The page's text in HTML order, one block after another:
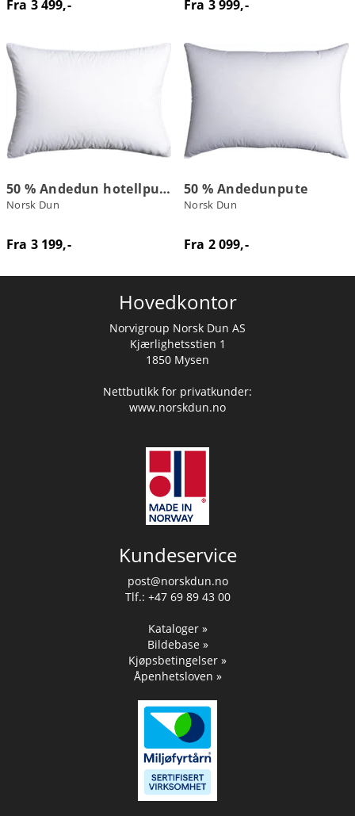
Fra 3 499,- Fra 3 999,-
50 % Andedun hotellpute
Norsk Dun
Fra 3 199,-
50 % Andedunpute
Norsk Dun
Fra 2 099,-
Hovedkontor
Norvigroup Norsk Dun AS
Kjærlighetsstien 1
1850 Mysen
Nettbutikk for privatkunder:
www.norskdun.no
Kundeservice
post@norskdun.no
Tlf.: +47 69 89 43 00
Kataloger »
Bildebase »
Kjøpsbetingelser »
Åpenhetsloven »